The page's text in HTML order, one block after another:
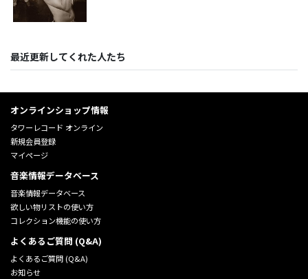
最近更新してくれた人たち
オンラインショップ情報
タワーレコード オンライン
新規会員登録
マイページ
音楽情報データベース
音楽情報データベース
欲しい物リストの使い方
コレクション機能の使い方
よくあるご質問 (Q&A)
よくあるご質問 (Q&A)
お知らせ